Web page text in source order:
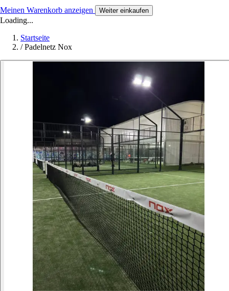
Meinen Warenkorb anzeigen Weiter einkaufen
Loading...
Startseite
/ Padelnetz Nox